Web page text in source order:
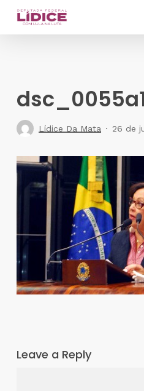
Skip
Lídice Da Mata 26 de
Leave a Reply